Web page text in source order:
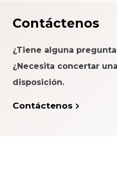
Contáctenos
¿Tiene alguna
¿Necesita concertar
disposición.
Contáctenos